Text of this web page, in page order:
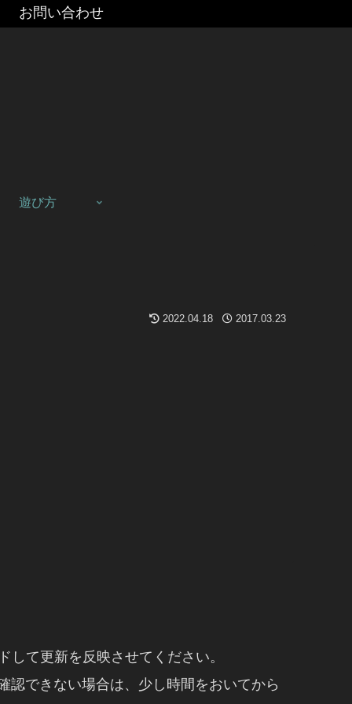
お問い合わせ
遊び方
2022.04.18 2017.03.23
て更新を反映させてください。
認できない場合は、少し時間をおいてから